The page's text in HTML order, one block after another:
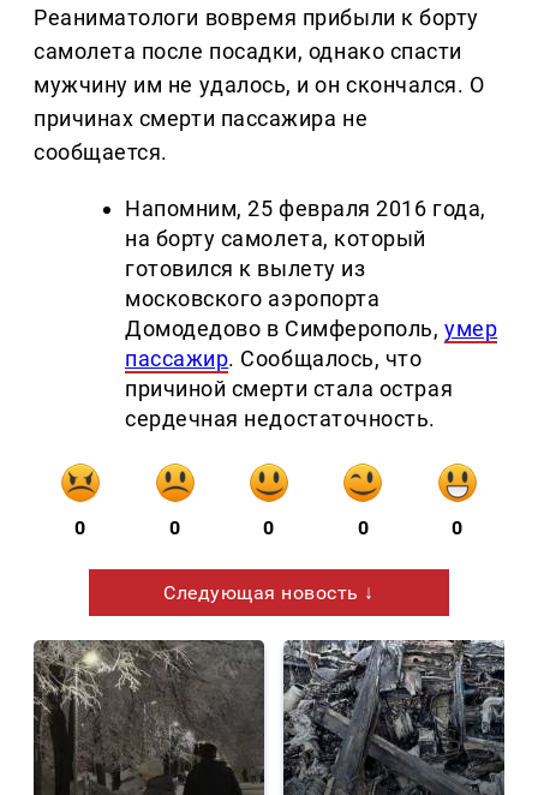
Реаниматологи вовремя прибыли к борту
самолета после посадки, однако спасти
мужчину им не удалось, и он скончался. О
причинах смерти пассажира не
сообщается.
Напомним, 25 февраля 2016 года,
на борту самолета, который
готовился к вылету из
московского аэропорта
Домодедово в Симферополь,умер
пассажир. Сообщалось, что
причиной смерти стала острая
сердечная недостаточность.
0 0 0 0 0
Следующая новость ↓